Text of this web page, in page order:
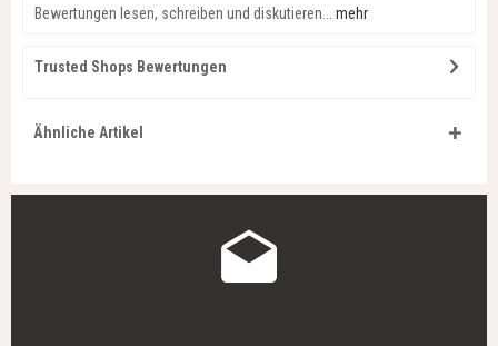
Bewertungen lesen, schreiben und diskutieren...
mehr
Trusted Shops Bewertungen
Ähnliche Artikel